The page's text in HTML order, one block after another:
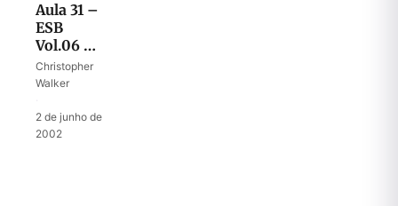
Aula 31 –
ESB
Vol.06 –
Vida no
tempo
Christopher
Walker
2 de junho de
2002